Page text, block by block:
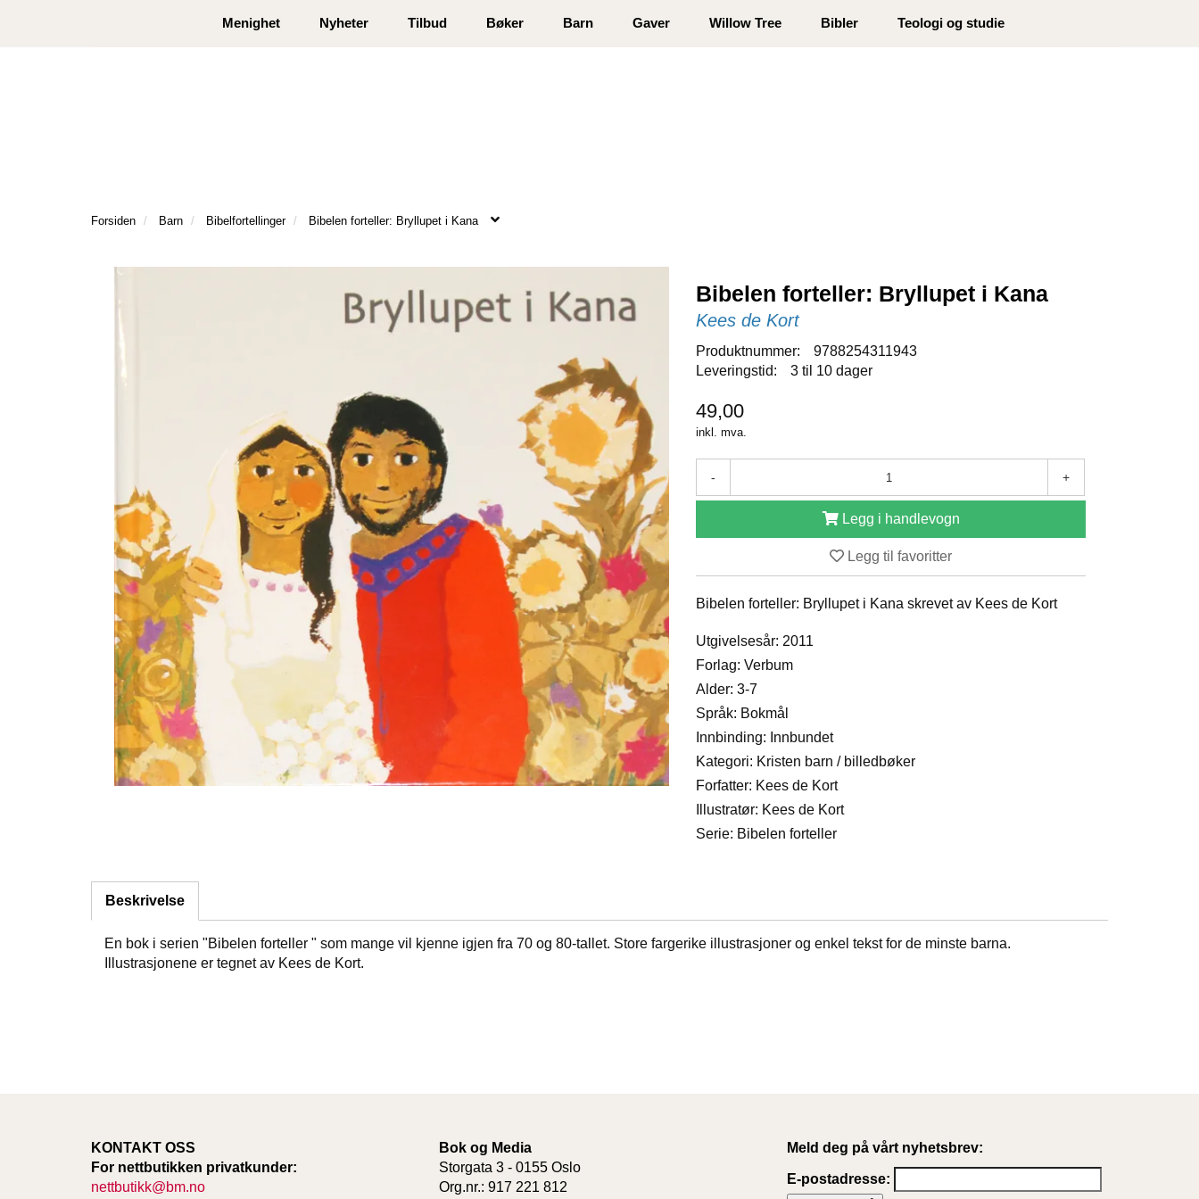
Åpningstider Logg inn eller registrer deg Min side Infosenter
Menighet Nyheter Tilbud Bøker Barn Gaver Willow Tree Bibler Teologi og studie
Forsiden Barn Bibelfortellinger Bibelen forteller: Bryllupet i Kana
Bibelen forteller: Bryllupet i Kana
Kees de Kort
Produktnummer:
9788254311943
Leveringstid:
3 til 10 dager
49,00
inkl. mva.
- +
Legg i handlevogn
Legg til favoritter
Bibelen forteller: Bryllupet i Kana skrevet av Kees de Kort
Utgivelsesår: 2011
Forlag: Verbum
Alder: 3-7
Språk: Bokmål
Innbinding: Innbundet
Kategori: Kristen barn / billedbøker
Forfatter: Kees de Kort
Illustratør: Kees de Kort
Serie: Bibelen forteller
Beskrivelse
En bok i serien "Bibelen forteller " som mange vil kjenne igjen fra 70 og 80-tallet. Store fargerike illustrasjoner og enkel tekst for de minste barna.
Illustrasjonene er tegnet av Kees de Kort.
KONTAKT OSS
For nettbutikken privatkunder:
nettbutikk@bm.no
Bok og Media
Storgata 3 - 0155 Oslo
Org.nr.: 917 221 812
Meld deg på vårt nyhetsbrev:
E-postadresse: